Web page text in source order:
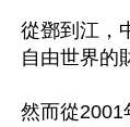
從鄧到江，
自由世界的
然而從2001